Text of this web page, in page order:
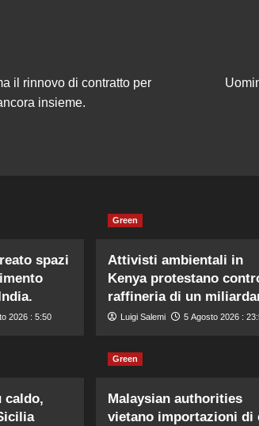
il rinnovo di contratto per
insieme.
spazi
2026 : 5:50
Green
Attivisti ambientali in
Kenya protestano
raffineria di un
Luigi Salemi 5 Agosto 2026 :
caldo,
Green
Malaysian authorities
vietano importazioni di